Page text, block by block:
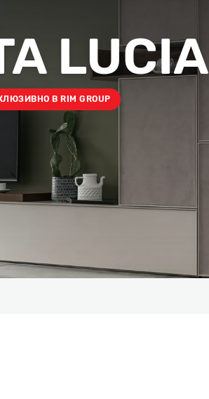
LUCIA
В RIM GROUP